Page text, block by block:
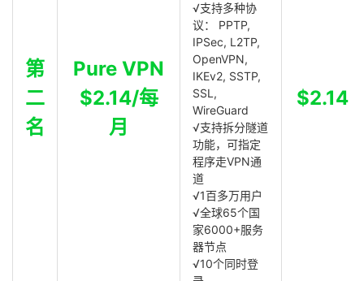
第
二
名
Pure VPN
$2.14/每
月
√支持多种协
议： PPTP,
IPSec, L2TP,
OpenVPN,
IKEv2, SSTP,
SSL,
WireGuard
√支持拆分隧道
功能，可指定
程序走VPN通
道
√1百多万用户
√全球65个国
家6000+服务
器节点
√10个同时登
$2.14